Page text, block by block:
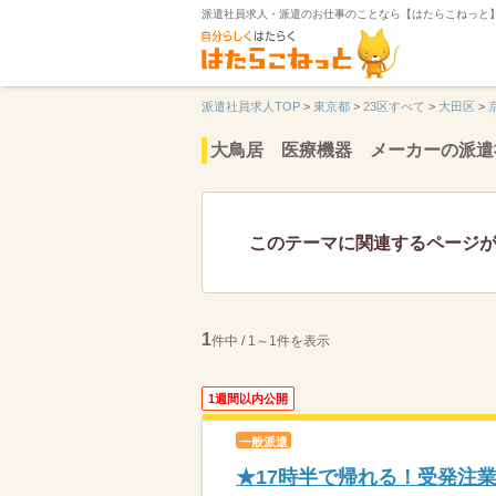
派遣社員求人・派遣のお仕事のことなら【はたらこねっと
派遣社員求人TOP > 東京都 > 23区すべて > 大田区 >
大鳥居 医療機器 メーカーの派遣
このテーマに関連するページ
1件中 / 1～1件を表示
1週間以内公開
一般派遣
★17時半で帰れる！受発注